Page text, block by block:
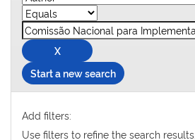
Start a new search
Add filters:
Use filters to refine the search results.